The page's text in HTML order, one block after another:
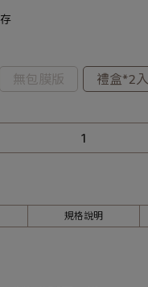
無包膜版 禮盒*2入
規格說明